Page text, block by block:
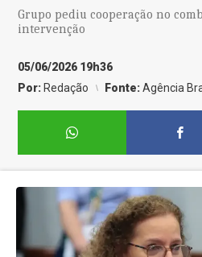
Grupo pediu cooperação no
intervenção
05/06/2026 19h36
Por: Redação Fonte:Agência